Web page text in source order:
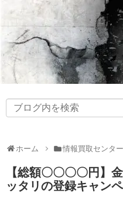
ホーム 情報買取センター
【総額〇〇〇〇円】
ッタリの登録キャン